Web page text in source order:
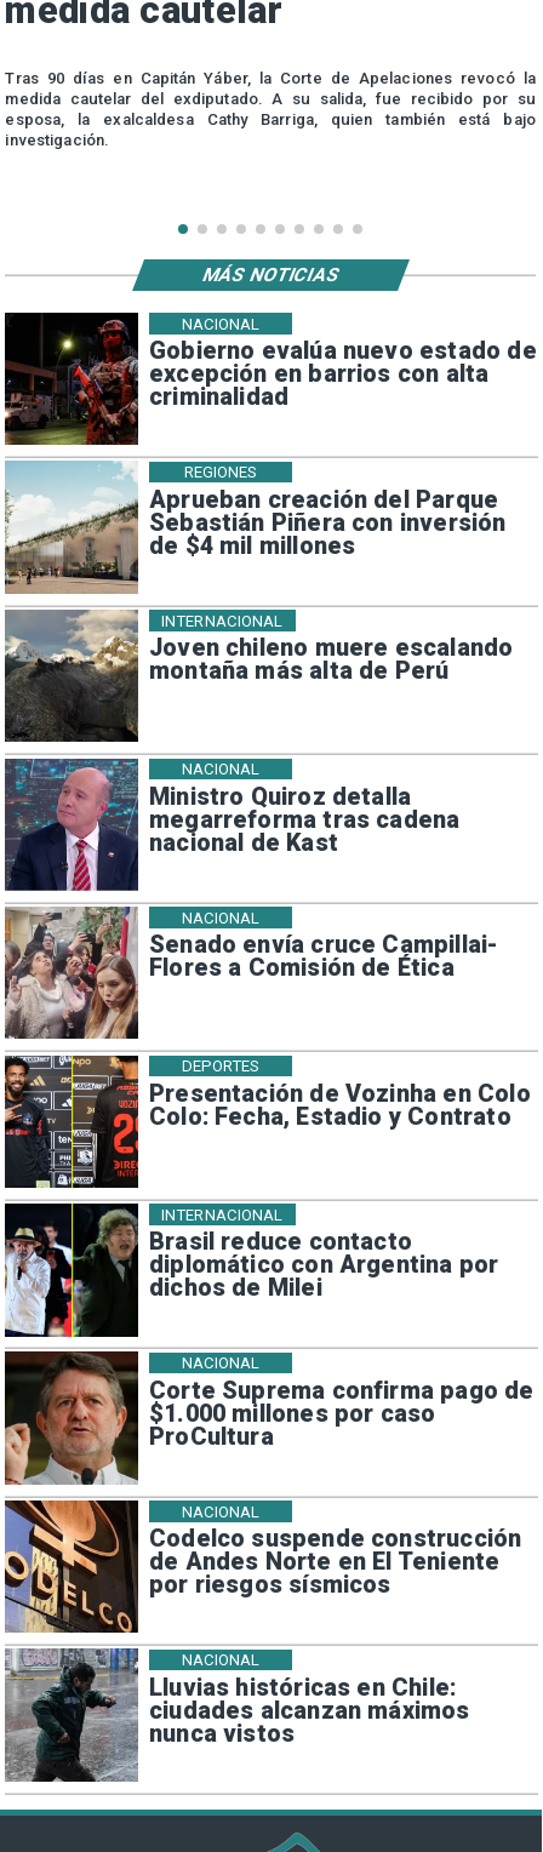
medida cautelar
Tras 90 días en Capitán Yáber, la Corte de Apelaciones revocó la
medida cautelar del exdiputado. A su salida, fue recibido por su
esposa, la exalcaldesa Cathy Barriga, quien también está bajo
investigación.
Gobierno evalúa nuevo estado de
excepción en barrios con alta
criminalidad
NACIONAL
Aprueban creación del Parque
Sebastián Piñera con inversión
de $4 mil millones
REGIONES
Joven chileno muere escalando
montaña más alta de Perú
INTERNACIONAL
Ministro Quiroz detalla
megarreforma tras cadena
nacional de Kast
NACIONAL
Senado envía cruce Campillai-
Flores a Comisión de Ética
NACIONAL
Presentación de Vozinha en Colo
Colo: Fecha, Estadio y Contrato
DEPORTES
Brasil reduce contacto
diplomático con Argentina por
dichos de Milei
INTERNACIONAL
Corte Suprema confirma pago de
$1.000 millones por caso
ProCultura
NACIONAL
Codelco suspende construcción
de Andes Norte en El Teniente
por riesgos sísmicos
NACIONAL
Lluvias históricas en Chile:
ciudades alcanzan máximos
nunca vistos
NACIONAL
MÁS NOTICIAS